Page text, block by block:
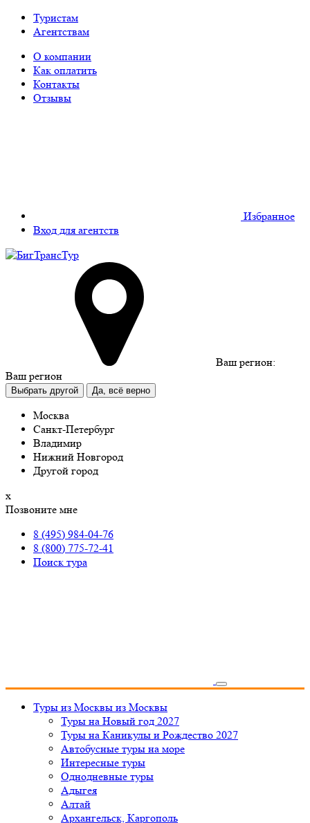
Туристам
Агентствам
О компании
Как оплатить
Контакты
Отзывы
Избранное
Вход для агентств
Ваш регион:
Ваш регион
Выбрать другой Да, всё верно
Москва
Санкт-Петербург
Владимир
Нижний Новгород
Другой город
х
Позвоните мне
8 (495) 984-04-76
8 (800) 775-72-41
Поиск тура
Туры из Москвы из Москвы
Туры на Новый год 2027
Туры на Каникулы и Рождество 2027
Автобусные туры на море
Интересные туры
Однодневные туры
Адыгея
Алтай
Архангельск, Каргополь